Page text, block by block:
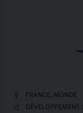
FRANCE, MONDE
DÉVELOPPEMENT ,